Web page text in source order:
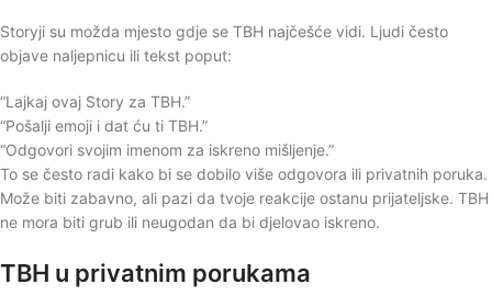
Storyji su možda mjesto gdje se TBH najčešće vidi. Ljudi često
objave naljepnicu ili tekst poput:
“Lajkaj ovaj Story za TBH.”
“Pošalji emoji i dat ću ti TBH.”
“Odgovori svojim imenom za iskreno mišljenje.”
To se često radi kako bi se dobilo više odgovora ili privatnih poruka.
Može biti zabavno, ali pazi da tvoje reakcije ostanu prijateljske. TBH
ne mora biti grub ili neugodan da bi djelovao iskreno.
TBH u privatnim porukama